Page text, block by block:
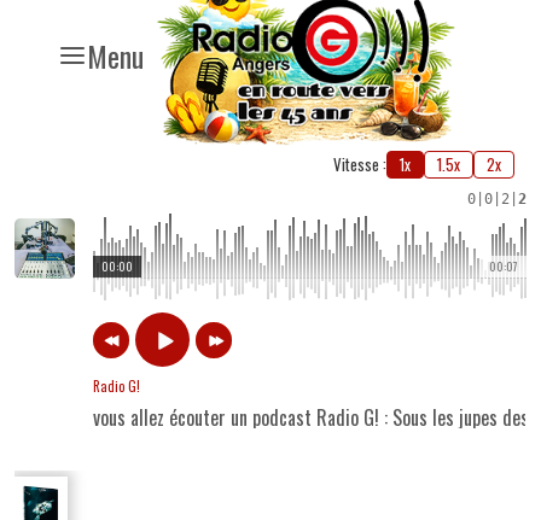
Menu
Vitesse : 1x 1.5x 2x
0 0 2 2
00:07
00:00
Radio G!
vous allez écouter un podcast Radio G! : Sous les jupes